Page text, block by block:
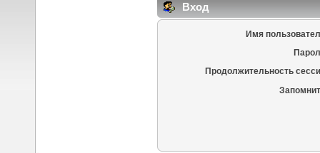
Вход
Имя
Продолжительность